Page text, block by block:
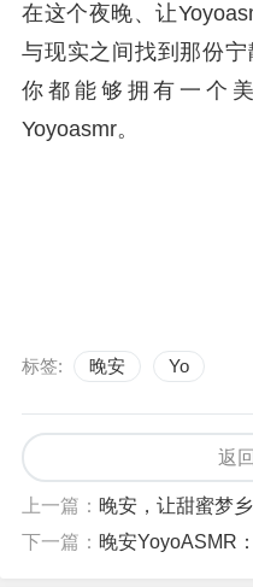
在这个夜晚、让
与现实之间找到那份宁
你都能够拥有一个
Yoyoasmr。
标签: 晚安 Yo
返
上一篇： 晚安，让甜蜜梦
下一篇： 晚安YoyoASMR